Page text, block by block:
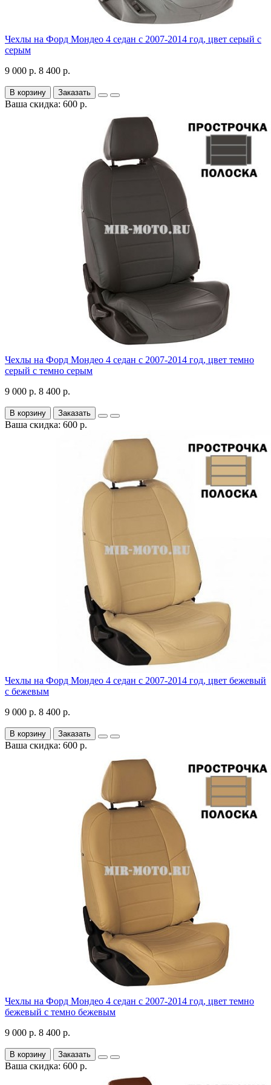
Чехлы на Форд Мондео 4 седан с 2007-2014 год, цвет серый с
серым
9 000 р. 8 400 р.
В корзину Заказать
Ваша скидка: 600 р.
Чехлы на Форд Мондео 4 седан с 2007-2014 год, цвет темно
серый с темно серым
9 000 р. 8 400 р.
В корзину Заказать
Ваша скидка: 600 р.
Чехлы на Форд Мондео 4 седан с 2007-2014 год, цвет бежевый
с бежевым
9 000 р. 8 400 р.
В корзину Заказать
Ваша скидка: 600 р.
Чехлы на Форд Мондео 4 седан с 2007-2014 год, цвет темно
бежевый с темно бежевым
9 000 р. 8 400 р.
В корзину Заказать
Ваша скидка: 600 р.